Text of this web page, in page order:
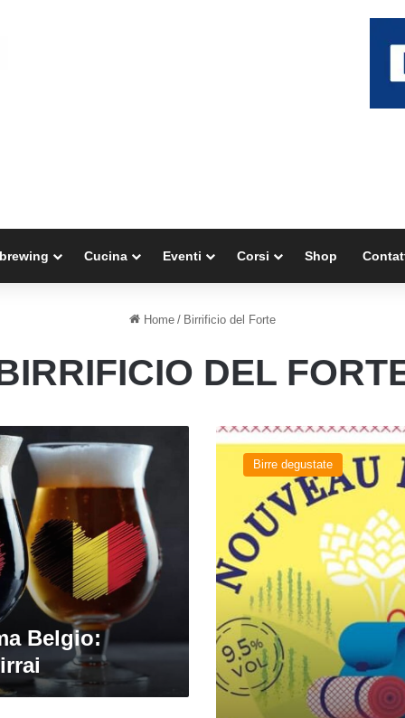
Cucina Eventi Corsi Shop
Home / Birrificio del Forte
DEL
Belgio:
Nouveau
Houblon
Forte
Birre degustate